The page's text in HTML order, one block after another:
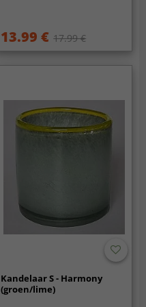
13.99 € 17.99 €
Kandelaar S - Harmony
(groen/lime)